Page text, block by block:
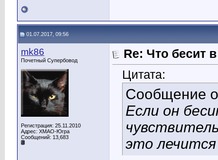
01.07.2017, 09:56
mk86
Почетный Супербовод
Регистрация: 25.11.2010
Адрес: ХМАО-Югра
Сообщений: 13,683
Re: Что бесит
Цитата:
Сообщение
Если он
это